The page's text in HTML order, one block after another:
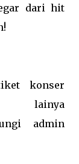
dari hit
konser
lainya
admin